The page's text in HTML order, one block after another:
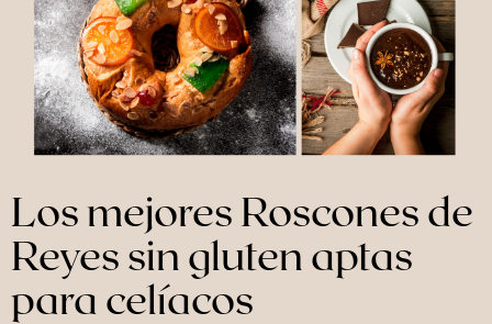
Los mejores Roscones de
Reyes sin gluten aptas
para celíacos